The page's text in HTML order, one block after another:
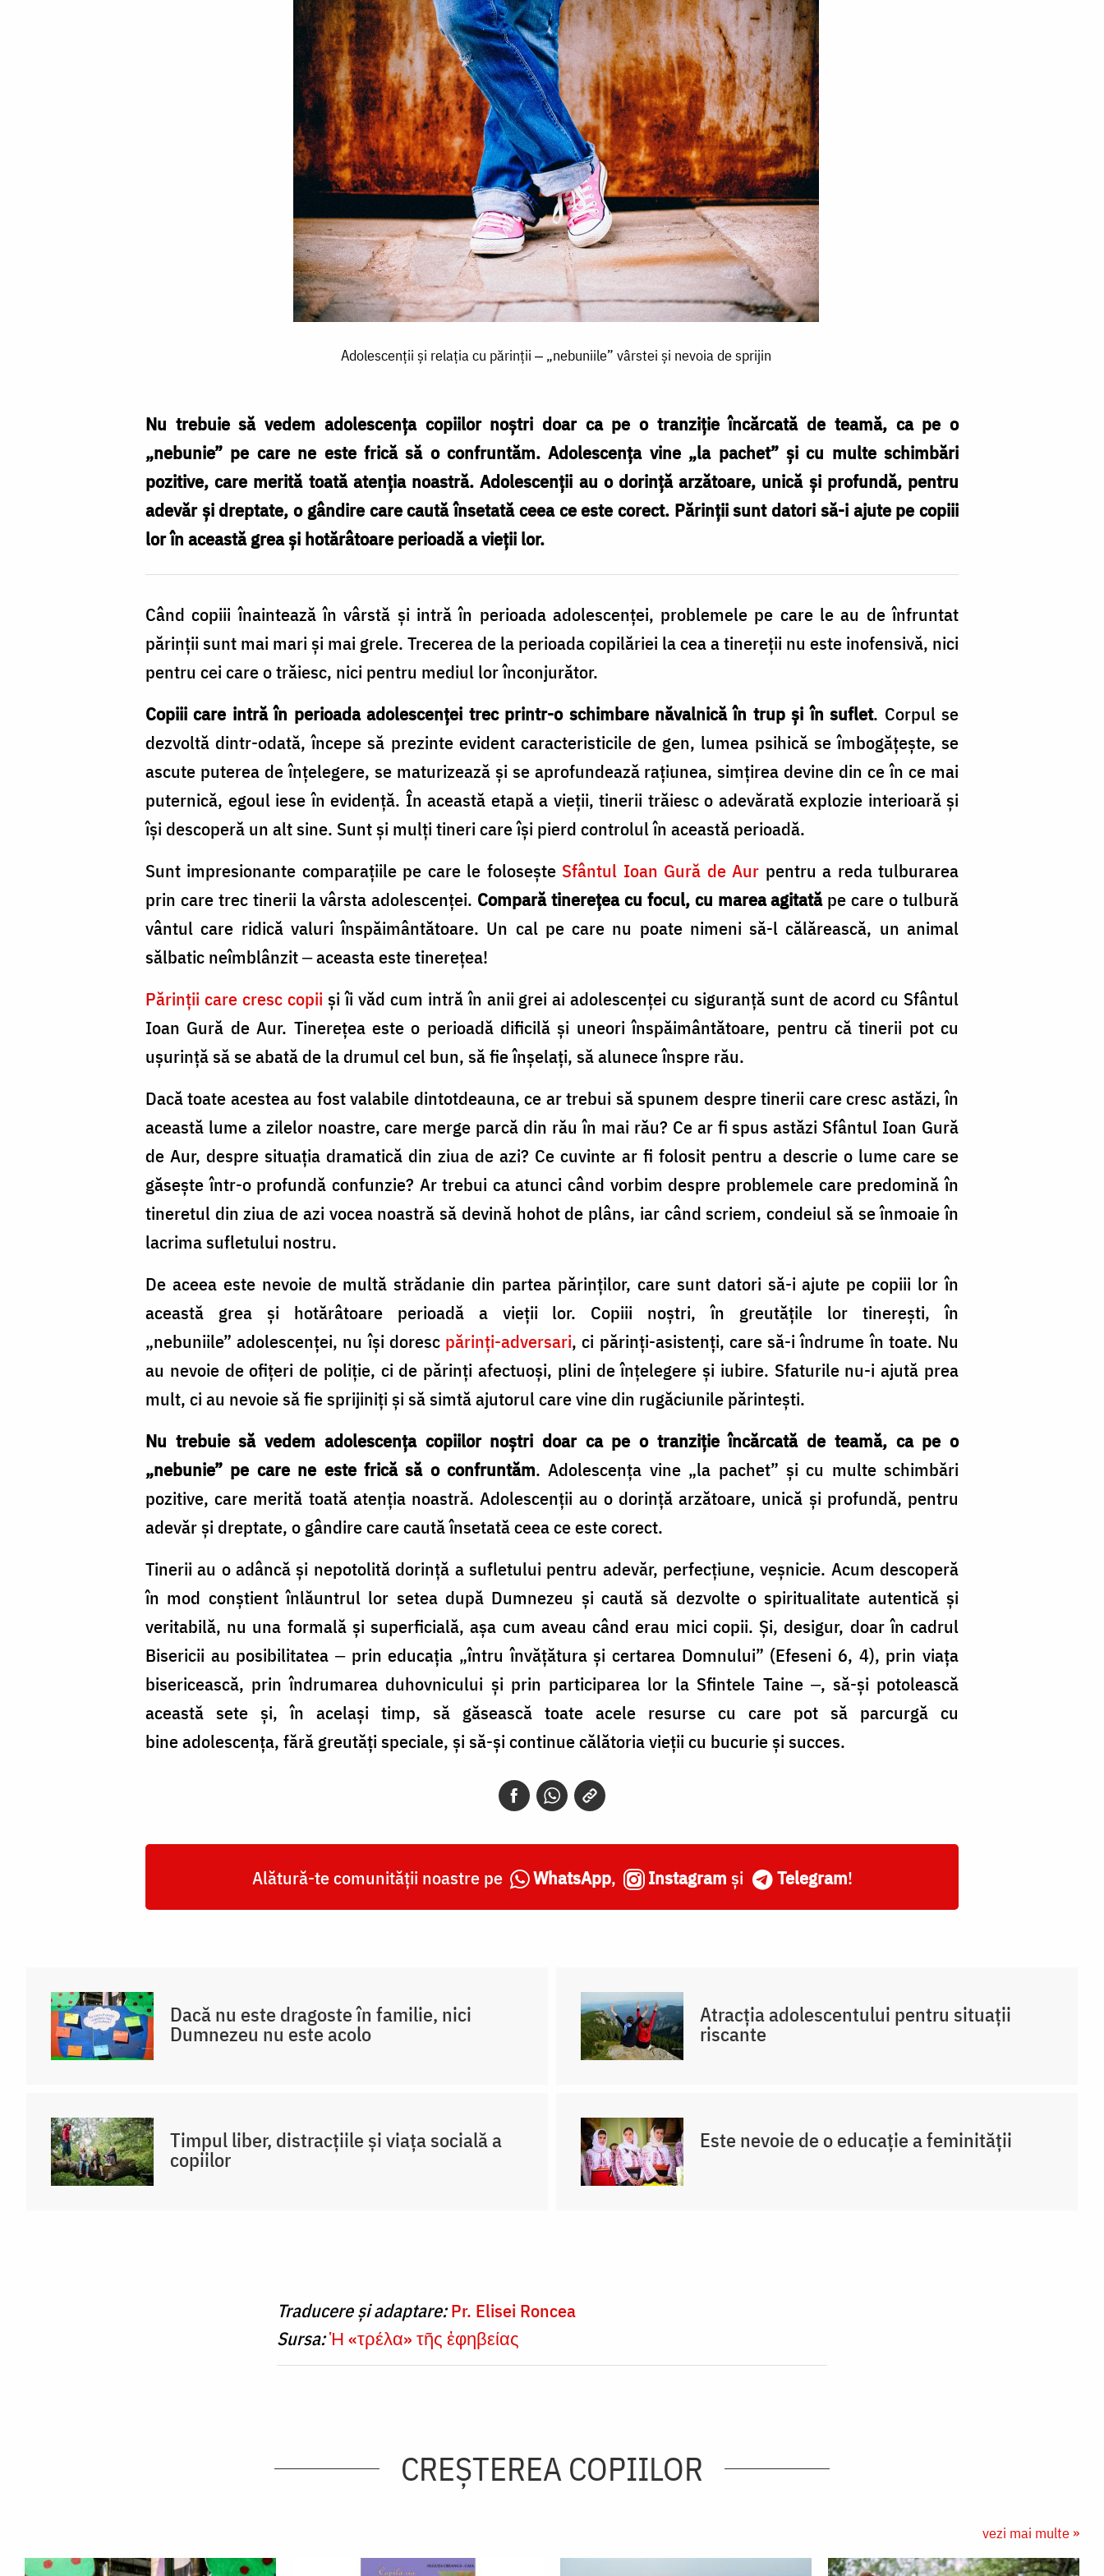
Adolescenții și relația cu părinții ‒ „nebuniile” vârstei și nevoia de sprijin
Nu trebuie să vedem adolescența copiilor noștri doar ca pe o tranziție încărcată de teamă, ca pe o
„nebunie” pe care ne este frică să o confruntăm. Adolescența vine „la pachet” și cu multe schimbări
pozitive, care merită toată atenția noastră. Adolescenții au o dorință arzătoare, unică și profundă, pentru
adevăr și dreptate, o gândire care caută însetată ceea ce este corect. Părinții sunt datori să-i ajute pe copiii
lor în această grea și hotărâtoare perioadă a vieții lor.
Când copiii înaintează în vârstă și intră în perioada adolescenței, problemele pe care le au de înfruntat
părinții sunt mai mari și mai grele. Trecerea de la perioada copilăriei la cea a tinereții nu este inofensivă, nici
pentru cei care o trăiesc, nici pentru mediul lor înconjurător.
Copiii care intră în perioada adolescenței trec printr-o schimbare năvalnică în trup și în suflet. Corpul se
dezvoltă dintr-odată, începe să prezinte evident caracteristicile de gen, lumea psihică se îmbogățește, se
ascute puterea de înțelegere, se maturizează și se aprofundează rațiunea, simțirea devine din ce în ce mai
puternică, egoul iese în evidență. În această etapă a vieții, tinerii trăiesc o adevărată explozie interioară și
își descoperă un alt sine. Sunt și mulți tineri care își pierd controlul în această perioadă.
Sunt impresionante comparațiile pe care le folosește Sfântul Ioan Gură de Aur pentru a reda tulburarea
prin care trec tinerii la vârsta adolescenței. Compară tinerețea cu focul, cu marea agitatăpe care o tulbură
vântul care ridică valuri înspăimântătoare. Un cal pe care nu poate nimeni să-l călărească, un animal
sălbatic neîmblânzit ‒ aceasta este tinerețea!
Părinții care cresc copii și îi văd cum intră în anii grei ai adolescenței cu siguranță sunt de acord cu Sfântul
Ioan Gură de Aur. Tinerețea este o perioadă dificilă și uneori înspăimântătoare, pentru că tinerii pot cu
ușurință să se abată de la drumul cel bun, să fie înșelați, să alunece înspre rău.
Dacă toate acestea au fost valabile dintotdeauna, ce ar trebui să spunem despre tinerii care cresc astăzi, în
această lume a zilelor noastre, care merge parcă din rău în mai rău? Ce ar fi spus astăzi Sfântul Ioan Gură
de Aur, despre situația dramatică din ziua de azi? Ce cuvinte ar fi folosit pentru a descrie o lume care se
găsește într-o profundă confunzie? Ar trebui ca atunci când vorbim despre problemele care predomină în
tineretul din ziua de azi vocea noastră să devină hohot de plâns, iar când scriem, condeiul să se înmoaie în
lacrima sufletului nostru.
De aceea este nevoie de multă strădanie din partea părinților, care sunt datori să-i ajute pe copiii lor în
această grea și hotărâtoare perioadă a vieții lor. Copiii noștri, în greutățile lor tinerești, în
„nebuniile” adolescenței, nu își doresc părinți-adversari, ci părinți-asistenți, care să-i îndrume în toate. Nu
au nevoie de ofițeri de poliție, ci de părinți afectuoși, plini de înțelegere și iubire. Sfaturile nu-i ajută prea
mult, ci au nevoie să fie sprijiniți și să simtă ajutorul care vine din rugăciunile părintești.
Nu trebuie să vedem adolescența copiilor noștri doar ca pe o tranziție încărcată de teamă, ca pe o
„nebunie” pe care ne este frică să o confruntăm. Adolescența vine „la pachet” și cu multe schimbări
pozitive, care merită toată atenția noastră. Adolescenții au o dorință arzătoare, unică și profundă, pentru
adevăr și dreptate, o gândire care caută însetată ceea ce este corect.
Tinerii au o adâncă și nepotolită dorință a sufletului pentru adevăr, perfecțiune, veșnicie. Acum descoperă
în mod conștient înlăuntrul lor setea după Dumnezeu și caută să dezvolte o spiritualitate autentică și
veritabilă, nu una formală și superficială, așa cum aveau când erau mici copii. Și, desigur, doar în cadrul
Bisericii au posibilitatea ‒ prin educația „întru învăţătura şi certarea Domnului” (Efeseni 6, 4), prin viața
bisericească, prin îndrumarea duhovnicului și prin participarea lor la Sfintele Taine ‒, să-și potolească
această sete și, în același timp, să găsească toate acele resurse cu care pot să parcurgă cu
bine adolescența, fără greutăți speciale, și să-și continue călătoria vieții cu bucurie și succes.
Alătură-te comunității noastre pe WhatsApp, Instagram și Telegram!
Dacă nu este dragoste în familie, nici
Dumnezeu nu este acolo
Atracția adolescentului pentru situații
riscante
Timpul liber, distracțiile și viața socială a
copiilor
Este nevoie de o educație a feminității
Traducere și adaptare:Pr. Elisei Roncea
Sursa:Ἡ «τρέλα» τῆς ἐφηβείας
CREŞTEREA COPIILOR
vezi mai multe »